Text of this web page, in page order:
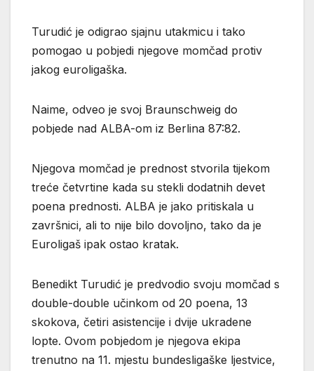
Turudić je odigrao sjajnu utakmicu i tako
pomogao u pobjedi njegove momčad protiv
jakog euroligaška.
Naime, odveo je svoj Braunschweig do
pobjede nad ALBA-om iz Berlina 87:82.
Njegova momčad je prednost stvorila tijekom
treće četvrtine kada su stekli dodatnih devet
poena prednosti. ALBA je jako pritiskala u
završnici, ali to nije bilo dovoljno, tako da je
Euroligaš ipak ostao kratak.
Benedikt Turudić je predvodio svoju momčad s
double-double učinkom od 20 poena, 13
skokova, četiri asistencije i dvije ukradene
lopte. Ovom pobjedom je njegova ekipa
trenutno na 11. mjestu bundesligaške ljestvice,